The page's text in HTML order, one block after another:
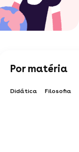
Por matéria
Didática Filosofia